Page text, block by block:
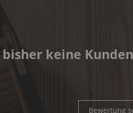
bisher keine
Bewertung